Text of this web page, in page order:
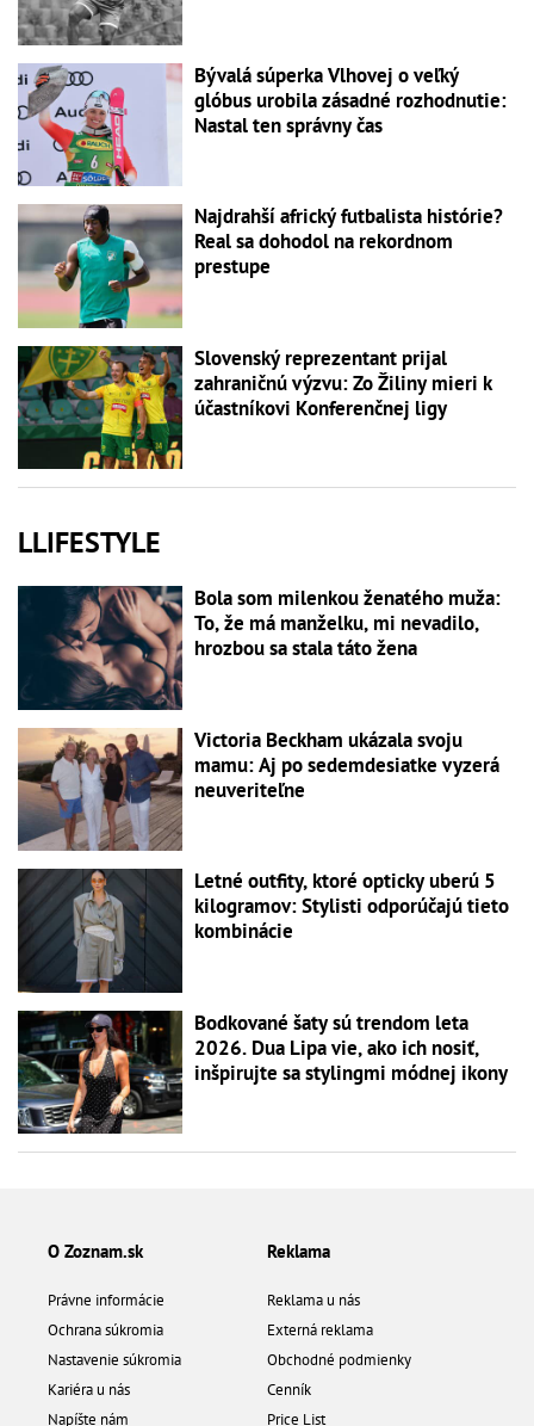
Bývalá súperka Vlhovej o veľký
glóbus urobila zásadné rozhodnutie:
Nastal ten správny čas
Najdrahší africký futbalista histórie?
Real sa dohodol na rekordnom
prestupe
Slovenský reprezentant prijal
zahraničnú výzvu: Zo Žiliny mieri k
účastníkovi Konferenčnej ligy
LLIFESTYLE
Bola som milenkou ženatého muža:
To, že má manželku, mi nevadilo,
hrozbou sa stala táto žena
Victoria Beckham ukázala svoju
mamu: Aj po sedemdesiatke vyzerá
neuveriteľne
Letné outfity, ktoré opticky uberú 5
kilogramov: Stylisti odporúčajú tieto
kombinácie
Bodkované šaty sú trendom leta
2026. Dua Lipa vie, ako ich nosiť,
inšpirujte sa stylingmi módnej ikony
O Zoznam.sk
Právne informácie
Ochrana súkromia
Nastavenie súkromia
Kariéra u nás
Napíšte nám
Reklama
Reklama u nás
Externá reklama
Obchodné podmienky
Cenník
Price List